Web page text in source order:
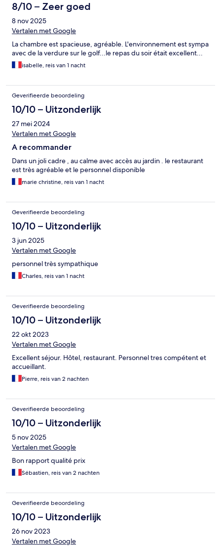
8/10 – Zeer goed
8 nov 2025
Vertalen met Google
La chambre est spacieuse, agréable. L'environnement est sympa
avec de la verdure sur le golf...le repas du soir était excellent...
isabelle, reis van 1 nacht
Geverifieerde beoordeling
10/10 – Uitzonderlijk
27 mei 2024
Vertalen met Google
A recommander
Dans un joli cadre , au calme avec accès au jardin . le restaurant
est très agréable et le personnel disponible
marie christine, reis van 1 nacht
Geverifieerde beoordeling
10/10 – Uitzonderlijk
3 jun 2025
Vertalen met Google
personnel très sympathique
Charles, reis van 1 nacht
Geverifieerde beoordeling
10/10 – Uitzonderlijk
22 okt 2023
Vertalen met Google
Excellent séjour. Hôtel, restaurant. Personnel tres compétent et
accueillant.
Pierre, reis van 2 nachten
Geverifieerde beoordeling
10/10 – Uitzonderlijk
5 nov 2025
Vertalen met Google
Bon rapport qualité prix
Sébastien, reis van 2 nachten
Geverifieerde beoordeling
10/10 – Uitzonderlijk
26 nov 2023
Vertalen met Google